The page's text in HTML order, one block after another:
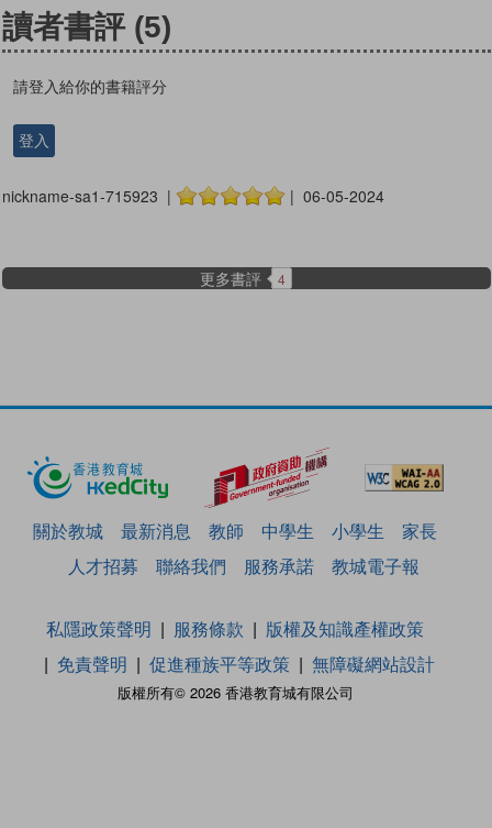
讀者書評 (5)
請登入給你的書籍評分
登入
nickname-sa1-715923 | | 06-05-2024
更多書評 4
關於教城 最新消息 教師 中學生 小學生
家長
人才招募
聯絡我們 服務承諾 教城電子報
版權所有© 2026 香港教育城有限公司
私隱政策聲明 服務條款
版權及知識產權政策
免責聲明
促進種族平等政策 無障礙網站設計